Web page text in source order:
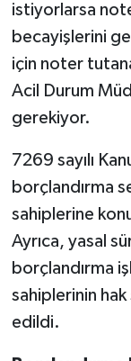
istiyorlarsa
becayişlerini
için noter
Acil Durum
gerekiyor.
7269 sayılı
borçlandırma
sahiplerine
Ayrıca, yasal
borçlandırma
sahiplerinin
edildi.
SEÇİM
KİM KİMDİR
ÇEK
OTOMOBİL
MİZAH
TARİH